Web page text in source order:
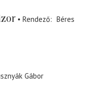
Rendező
Béres
Gábor